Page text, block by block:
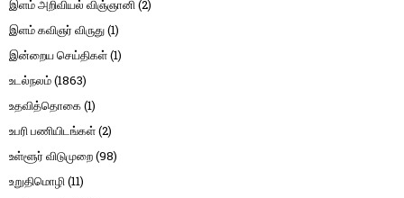
இளம் அறிவியல் விஞ்ஞானி(2)
இளம் கவிஞர் விருது(1)
இன்றைய செய்திகள்(1)
உடல்நலம்(1863)
உதவித்தொகை(1)
உபரி பணியிடங்கள்(2)
உள்ளூர் விடுமுறை(98)
உறுதிமொழி(11)